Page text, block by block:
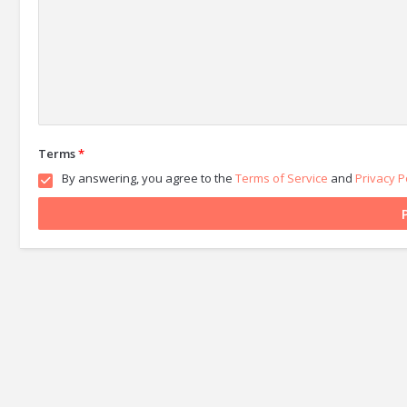
Terms*
By answering, you agree to the Terms of Service and Privacy